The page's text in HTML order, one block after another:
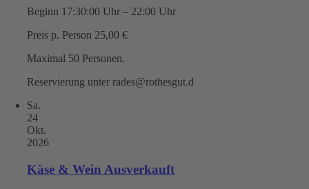
Beginn 17:30:00 Uhr – 22:00 Uhr
Preis p. Person 25,00 €
Maximal 50 Personen.
Reservierung unter rades@rothesgut.d
Sa.
24
Okt.
2026
Käse & Wein Ausverkauft